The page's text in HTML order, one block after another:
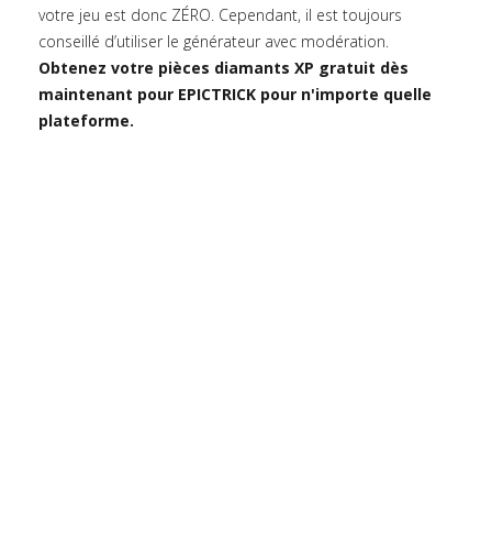
votre jeu est donc ZÉRO. Cependant, il est toujours
conseillé d’utiliser le générateur avec modération.
Obtenez votre pièces diamants XP gratuit dès
maintenant pour EPICTRICK pour n'importe quelle
plateforme.